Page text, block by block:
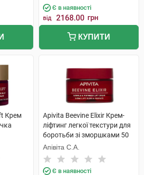
Є в наявності
від 2168.00 грн
КУПИТИ
Крем
Apivita Beevine Elixir Крем-
ліфтинг легкої текстури для
боротьби зі зморшками 50
мл 1 банка
Апівіта С.А.
Є в наявності